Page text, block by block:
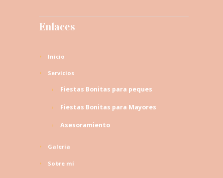
Enlaces
Inicio
Servicios
Fiestas Bonitas para peques
Fiestas Bonitas para Mayores
Asesoramiento
Galería
Sobre mí